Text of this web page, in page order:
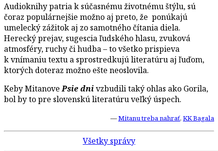
Audioknihy patria k súčasnému životnému štýlu, sú
čoraz populárnejšie možno aj preto, že ponúkajú
umelecký zážitok aj zo samotného čítania diela.
Herecký prejav, sugescia ľudského hlasu, zvuková
atmosféry, ruchy či hudba – to všetko prispieva
k vnímaniu textu a sprostredkujú literatúru aj ľuďom,
ktorých doteraz možno ešte neoslovila.
Keby MitanovePsie dnivzbudili taký ohlas ako Gorila,
bol by to pre slovenskú literatúru veľký úspech.
—Mitanu treba nahrať, KK Bagala
Všetky správy